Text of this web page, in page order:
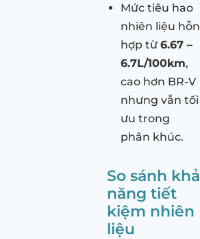
Mức tiêu hao
nhiên liệu hỗn
hợp từ 6.67 –
6.7L/100km,
cao hơn BR-V
nhưng vẫn tối
ưu trong
phân khúc.
So sánh khả
năng tiết
kiệm nhiên
liệu